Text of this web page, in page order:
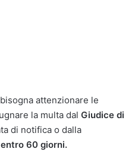
attenzionare le
la multa dal Giudice di
di notifica o dalla
60 giorni.